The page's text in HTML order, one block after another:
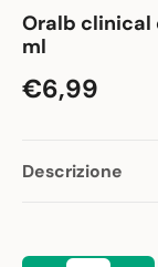
Oralb clinical
ml
€6,99
Descrizione